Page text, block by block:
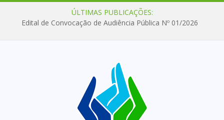
ÚLTIMAS PUBLICAÇÕES:
Edital de Convocação de Audiência Pública Nº 01/2026